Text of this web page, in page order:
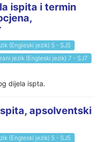
ispita i termin
(Engleski jezik) 5 - SJ5
jezik (Engleski jezik) 7 - SJ7
dijela ispta.
apsolventski
(Engleski jezik) 5 - SJ5